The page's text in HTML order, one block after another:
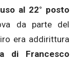
al 22° posto
da parte del
era addirittura
di Francesco